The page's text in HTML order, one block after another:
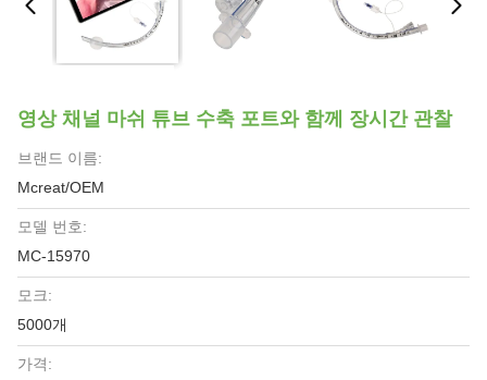
영상 채널 마쉬 튜브 수축 포트와 함께 장시간 관찰
브랜드 이름:
Mcreat/OEM
모델 번호:
MC-15970
모크:
5000개
가격: